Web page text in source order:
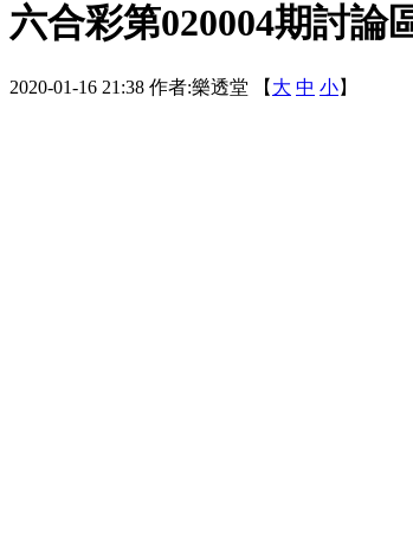
六合彩第020004期討論
2020-01-16 21:38 作者:樂透堂 【 大 中 小】